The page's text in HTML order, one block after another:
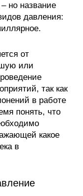
но название
давления:
от
или
так как
в работе
понять, что
какое
в